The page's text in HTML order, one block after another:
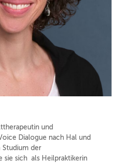
und
Dialogue nach Hal und
Studium der
sie sich als Heilpraktikerin